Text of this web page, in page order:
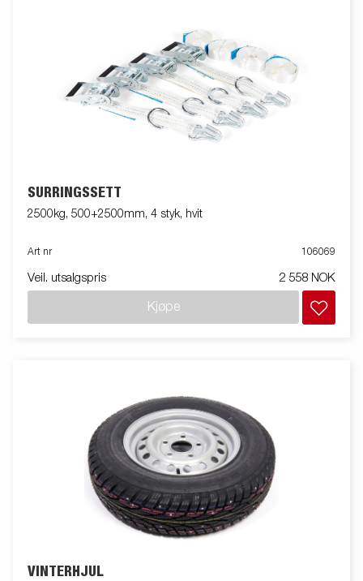
SURRINGSSETT
2500kg, 500+2500mm, 4 styk, hvit
Art nr 106069
Veil. utsalgspris 2 558 NOK
Kjøpe
VINTERHJUL